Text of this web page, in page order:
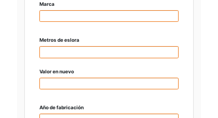
Marca
Metros de eslora
Valor en nuevo
Año de fabricación